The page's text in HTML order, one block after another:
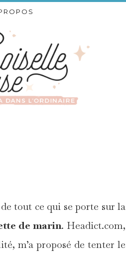
tout ce qui se porte sur la
de marin. Headict.com,
m’a proposé de tenter le